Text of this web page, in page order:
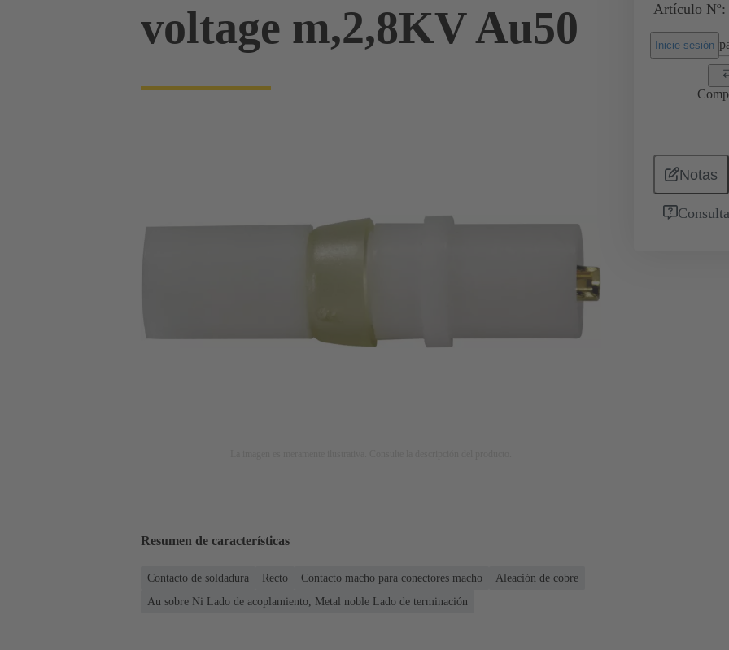
voltage m,2,8KV Au50
Artículo Nº:
Inicie sesión
Notas
Resumen de características
Contacto de soldadura Recto Contacto macho para conectores macho
Aleación de cobre
Au sobre Ni Lado de acoplamiento, Metal noble Lado de terminación